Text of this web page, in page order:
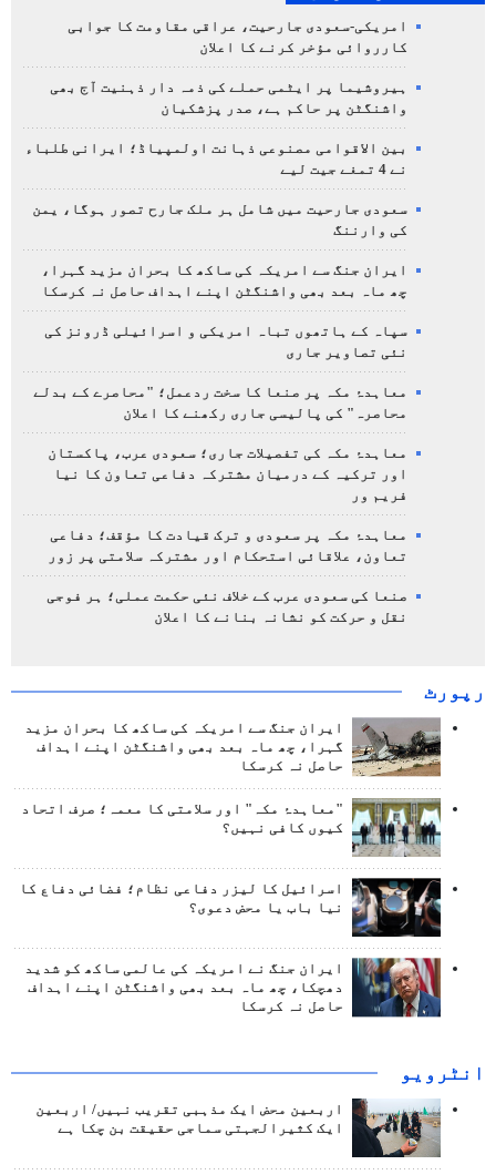
امریکی-سعودی جارحیت، عراقی مقاومت کا جوابی
کارروائی مؤخر کرنے کا اعلان
ہیروشیما پر ایٹمی حملے کی ذمہ دار ذہنیت آج بھی
واشنگٹن پر حاکم ہے، صدر پزشکیان
بین الاقوامی مصنوعی ذہانت اولمپیاڈ؛ ایرانی طلباء
نے 4 تمغے جیت لیے
سعودی جارحیت میں شامل ہر ملک جارح تصور ہوگا، یمن
کی وارننگ
ایران جنگ سے امریکہ کی ساکھ کا بحران مزید گہرا،
چھ ماہ بعد بھی واشنگٹن اپنے اہداف حاصل نہ کرسکا
سپاہ کے ہاتھوں تباہ امریکی و اسرائیلی ڈرونز کی
نئی تصاویر جاری
معاہدۂ مکہ پر صنعا کا سخت ردعمل؛ "محاصرے کے بدلے
محاصرہ" کی پالیسی جاری رکھنے کا اعلان
معاہدۂ مکہ کی تفصیلات جاری؛ سعودی عرب، پاکستان
اور ترکیہ کے درمیان مشترکہ دفاعی تعاون کا نیا
فریم ور
معاہدۂ مکہ پر سعودی و ترک قیادت کا مؤقف؛ دفاعی
تعاون، علاقائی استحکام اور مشترکہ سلامتی پر زور
صنعا کی سعودی عرب کے خلاف نئی حکمت عملی؛ ہر فوجی
نقل و حرکت کو نشانہ بنانے کا اعلان
رپورٹ
ایران جنگ سے امریکہ کی ساکھ کا بحران مزید
گہرا، چھ ماہ بعد بھی واشنگٹن اپنے اہداف
حاصل نہ کرسکا
"معاہدۂ مکہ" اور سلامتی کا معمہ؛ صرف اتحاد
کیوں کافی نہیں؟
اسرائیل کا لیزر دفاعی نظام؛ فضائی دفاع کا
نیا باب یا محض دعوی؟
ایران جنگ نے امریکہ کی عالمی ساکھ کو شدید
دھچکا، چھ ماہ بعد بھی واشنگٹن اپنے اہداف
حاصل نہ کرسکا
انٹرويو
اربعین محض ایک مذہبی تقریب نہیں/ اربعین
ایک کثیرالجہتی سماجی حقیقت بن چکا ہے